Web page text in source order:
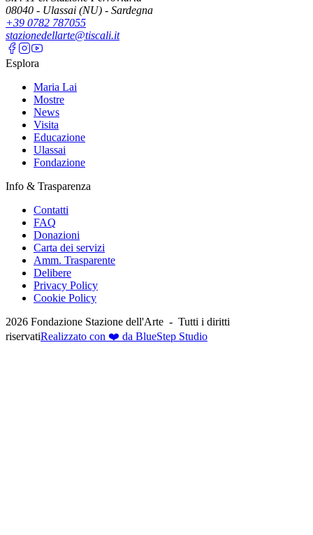
08040 - Ulassai (NU) - Sardegna
+39 0782 787055
stazionedellarte@tiscali.it
Esplora
Maria Lai
Mostre
News
Visita
Educazione
Ulassai
Fondazione
Info & Trasparenza
Contatti
FAQ
Donazioni
Carta dei servizi
Amm. Trasparente
Delibere
Privacy Policy
Cookie Policy
2026 Fondazione Stazione dell'Arte - Tutti i diritti
riservatiRealizzato con ❤️ da BlueStep Studio